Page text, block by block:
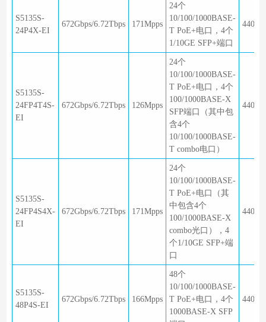
S5135S-
24P4X-EI
672Gbps/6.72Tbps 171Mpps
24个
10/100/1000BASE-
T PoE+电口，4个
1/10GE SFP+端口
S5135S-
24FP4T4S-
EI
672Gbps/6.72Tbps 126Mpps
24个
10/100/1000BASE-
T PoE+电口，4个
100/1000BASE-X
SFP端口（其中包
含4个
10/100/1000BASE-
T combo电口）
S5135S-
24FP4S4X-
EI
672Gbps/6.72Tbps 171Mpps
24个
10/100/1000BASE-
T PoE+电口（其
中包含4个
100/1000BASE-X
combo光口），4
个1/10GE SFP+端
口
S5135S-
48P4S-EI
672Gbps/6.72Tbps 166Mpps
48个
10/100/1000BASE-
T PoE+电口，4个
1000BASE-X SFP